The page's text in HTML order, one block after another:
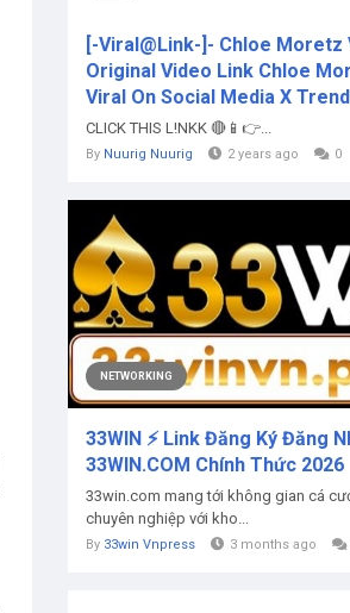
[-Viral@Link-]- Chloe Moretz
Original Video Link Chloe
Viral On Social Media X
CLICK THIS L!NKK 🔴📱👉...
By Nuurig Nuurig 2 years ago 0
NETWORKING
33WIN ⚡️ Link Đăng Ký Đăng
33WIN.COM Chính Thức 2026
33win.com mang tới không gian cá
chuyên nghiệp với kho...
By 33win Vnpress 3 months ago